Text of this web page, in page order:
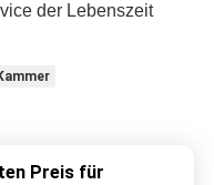
der Lebenszeit
Preis für